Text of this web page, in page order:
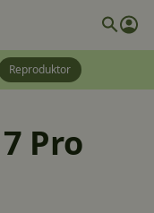
Reproduktor
Pro